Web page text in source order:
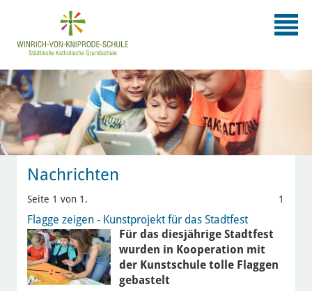
Nachrichten
Seite 1 von 1. 1
Flagge zeigen - Kunstprojekt für das Stadtfest
Für das diesjährige Stadtfest
wurden in Kooperation mit
der Kunstschule tolle Flaggen
gebastelt